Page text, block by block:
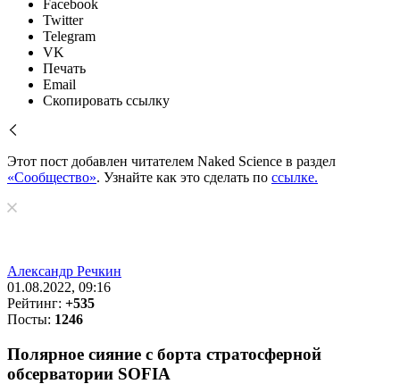
Facebook
Twitter
Telegram
VK
Печать
Email
Скопировать ссылку
Этот пост добавлен читателем Naked Science в раздел
«Сообщество». Узнайте как это сделать по ссылке.
Александр Речкин
01.08.2022, 09:16
Рейтинг: +535
Посты: 1246
Полярное сияние с борта стратосферной
обсерватории SOFIA